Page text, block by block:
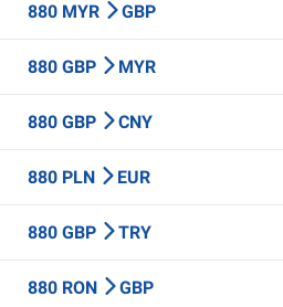
880 MYR GBP
880 GBP MYR
880 GBP CNY
880 PLN EUR
880 GBP TRY
880 RON GBP